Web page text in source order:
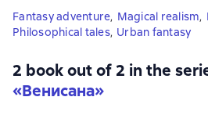
Fantasy adventure, Magical realism,
Philosophical tales, Urban fantasy
2 book out of 2 in the
«Венисана»